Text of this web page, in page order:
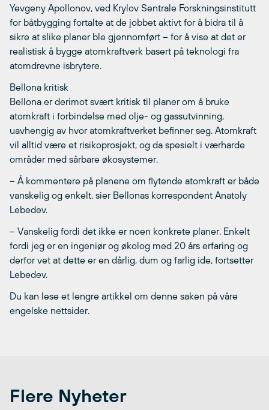
Yevgeny Apollonov, ved Krylov Sentrale Forskningsinstitutt
for båtbygging fortalte at de jobbet aktivt for å bidra til å
sikre at slike planer ble gjennomført – for å vise at det er
realistisk å bygge atomkraftverk basert på teknologi fra
atomdrevne isbrytere.
Bellona kritisk
Bellona er derimot svært kritisk til planer om å bruke
atomkraft i forbindelse med olje- og gassutvinning,
uavhengig av hvor atomkraftverket befinner seg. Atomkraft
vil alltid være et risikoprosjekt, og da spesielt i værharde
områder med sårbare økosystemer.
– Å kommentere på planene om flytende atomkraft er både
vanskelig og enkelt, sier Bellonas korrespondent Anatoly
Lebedev.
– Vanskelig fordi det ikke er noen konkrete planer. Enkelt
fordi jeg er en ingeniør og økolog med 20 års erfaring og
derfor vet at dette er en dårlig, dum og farlig ide, fortsetter
Lebedev.
Du kan lese et lengre artikkel om denne saken på våre
engelske nettsider.
Flere Nyheter